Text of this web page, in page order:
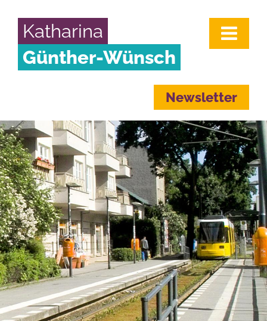
Katharina
Günther-Wünsch
Newsletter